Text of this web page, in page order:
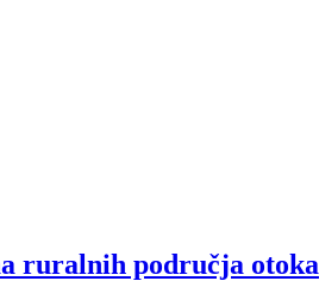
ruralnih područja otoka